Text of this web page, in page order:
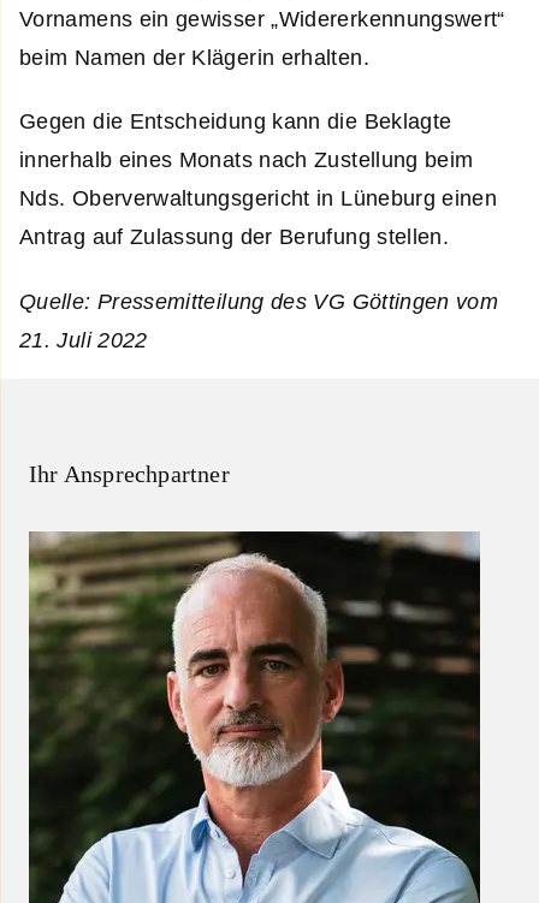
Vornamens ein gewisser „Widererkennungswert“
beim Namen der Klägerin erhalten.
Gegen die Entscheidung kann die Beklagte
innerhalb eines Monats nach Zustellung beim
Nds. Oberverwaltungsgericht in Lüneburg einen
Antrag auf Zulassung der Berufung stellen.
Quelle: Pressemitteilung des VG Göttingen vom
21. Juli 2022
Ihr Ansprechpartner